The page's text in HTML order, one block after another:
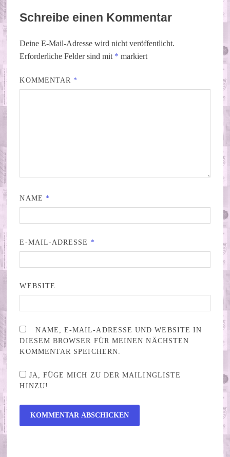
Schreibe einen Kommentar
Deine E-Mail-Adresse wird nicht veröffentlicht.
Erforderliche Felder sind mit * markiert
KOMMENTAR *
NAME *
E-MAIL-ADRESSE *
WEBSITE
NAME, E-MAIL-ADRESSE UND WEBSITE IN
DIESEM BROWSER FÜR MEINEN NÄCHSTEN
KOMMENTAR SPEICHERN.
JA, FÜGE MICH ZU DER MAILINGLISTE
HINZU!